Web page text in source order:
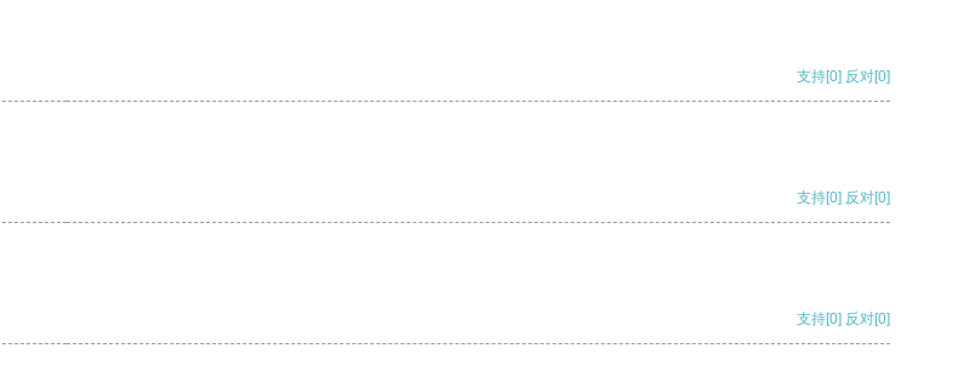
支持[0] 反对[0]
支持[0] 反对[0]
支持[0] 反对[0]